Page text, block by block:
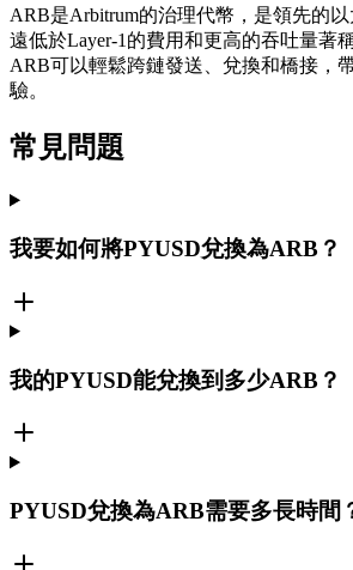
ARB是Arbitrum的治理代幣，是領先的以
遠低於Layer-1的費用和更高的吞吐量著
ARB可以輕鬆跨鏈發送、兌換和橋接，
驗。
常見問題
我要如何將PYUSD兌換為ARB？
我的PYUSD能兌換到多少ARB？
PYUSD兌換為ARB需要多長時間